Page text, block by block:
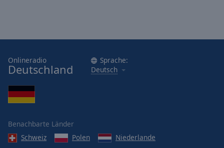
Onlineradio
Deutschland
Sprache:
Deutsch
Benachbarte Länder
Schweiz
Polen
Niederlande